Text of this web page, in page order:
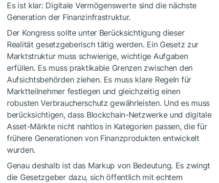
Es ist klar: Digitale Vermögenswerte sind die nächste
Generation der Finanzinfrastruktur.
Der Kongress sollte unter Berücksichtigung dieser
Realität gesetzgeberisch tätig werden. Ein Gesetz zur
Marktstruktur muss schwierige, wichtige Aufgaben
erfüllen. Es muss praktikable Grenzen zwischen den
Aufsichtsbehörden ziehen. Es muss klare Regeln für
Marktteilnehmer festlegen und gleichzeitig einen
robusten Verbraucherschutz gewährleisten. Und es muss
berücksichtigen, dass Blockchain-Netzwerke und digitale
Asset-Märkte nicht nahtlos in Kategorien passen, die für
frühere Generationen von Finanzprodukten entwickelt
wurden.
Genau deshalb ist das Markup von Bedeutung. Es zwingt
die Gesetzgeber dazu, sich öffentlich mit echtem